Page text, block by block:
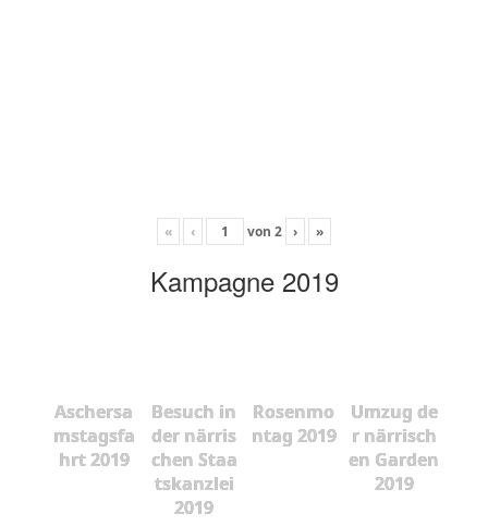
« ‹ von 2 › »
Kampagne 2019
Aschersa
mstagsfa
hrt 2019
Besuch in
der närris
chen Staa
tskanzlei
2019
Rosenmo
ntag 2019
Umzug de
r närrisch
en Garden
2019